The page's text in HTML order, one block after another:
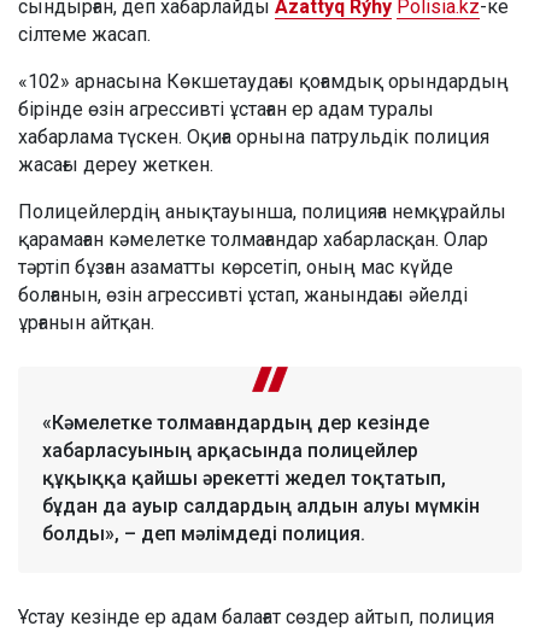
сындырған, деп хабарлайды Azattyq Rýhy Polisia.kz-ке
сілтеме жасап.
«102» арнасына Көкшетаудағы қоғамдық орындардың
бірінде өзін агрессивті ұстаған ер адам туралы
хабарлама түскен. Оқиға орнына патрульдік полиция
жасағы дереу жеткен.
Полицейлердің анықтауынша, полицияға немқұрайлы
қарамаған кәмелетке толмағандар хабарласқан. Олар
тәртіп бұзған азаматты көрсетіп, оның мас күйде
болғанын, өзін агрессивті ұстап, жанындағы әйелді
ұрғанын айтқан.
«Кәмелетке толмағандардың дер кезінде
хабарласуының арқасында полицейлер
құқыққа қайшы әрекетті жедел тоқтатып,
бұдан да ауыр салдардың алдын алуы мүмкін
болды», – деп мәлімдеді полиция.
Ұстау кезінде ер адам балағат сөздер айтып, полиция